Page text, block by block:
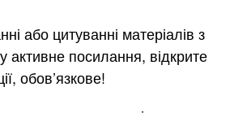
або цитуванні матеріалів з
активне посилання, відкрите
обов’язкове!